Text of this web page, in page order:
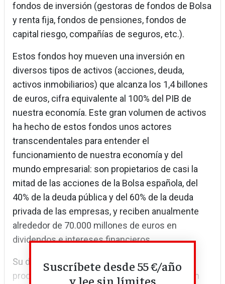
fondos de inversión (gestoras de fondos de Bolsa
y renta fija, fondos de pensiones, fondos de
capital riesgo, compañías de seguros, etc.).
Estos fondos hoy mueven una inversión en
diversos tipos de activos (acciones, deuda,
activos inmobiliarios) que alcanza los 1,4 billones
de euros, cifra equivalente al 100% del PIB de
nuestra economía. Este gran volumen de activos
ha hecho de estos fondos unos actores
transcendentales para entender el
funcionamiento de nuestra economía y del
mundo empresarial: son propietarios de casi la
mitad de las acciones de la Bolsa española, del
40% de la deuda pública y del 60% de la deuda
privada de las empresas, y reciben anualmente
alrededor de 70.000 millones de euros en
dividendos e intereses financieros.
Su desembarco en la economía española se
produjo a comienzos de la década de 2000. Sin
Suscríbete desde 55 €/año
y lee sin límites